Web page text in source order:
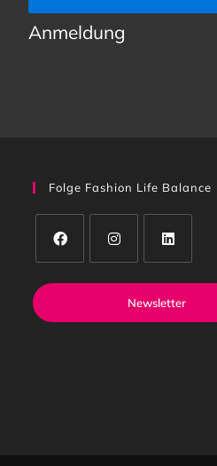
Anmeldung
Folge Fashion Life Balance
Newsletter